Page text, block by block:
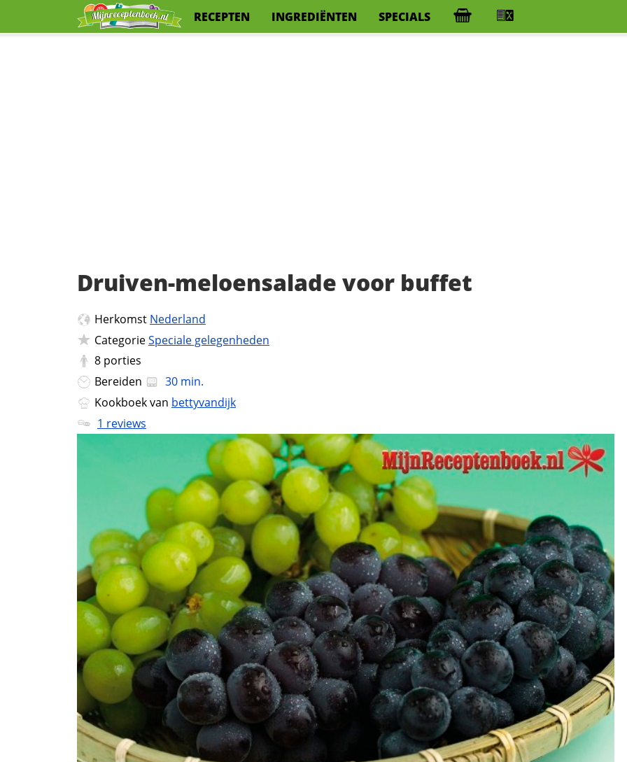
RECEPTEN INGREDIËNTEN SPECIALS
Druiven-meloensalade voor buffet
Herkomst Nederland
CategorieSpeciale gelegenheden
8 porties
Bereiden
30 min.
Kookboek van bettyvandijk
1 reviews